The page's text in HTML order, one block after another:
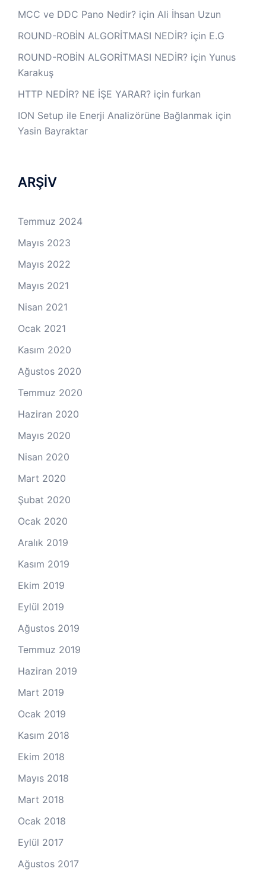
MCC ve DDC Pano Nedir? için Ali İhsan Uzun
ROUND-ROBİN ALGORİTMASI NEDİR? için E.G
ROUND-ROBİN ALGORİTMASI NEDİR? için Yunus
Karakuş
HTTP NEDİR? NE İŞE YARAR? için furkan
ION Setup ile Enerji Analizörüne Bağlanmak için
Yasin Bayraktar
ARŞİV
Temmuz 2024
Mayıs 2023
Mayıs 2022
Mayıs 2021
Nisan 2021
Ocak 2021
Kasım 2020
Ağustos 2020
Temmuz 2020
Haziran 2020
Mayıs 2020
Nisan 2020
Mart 2020
Şubat 2020
Ocak 2020
Aralık 2019
Kasım 2019
Ekim 2019
Eylül 2019
Ağustos 2019
Temmuz 2019
Haziran 2019
Mart 2019
Ocak 2019
Kasım 2018
Ekim 2018
Mayıs 2018
Mart 2018
Ocak 2018
Eylül 2017
Ağustos 2017